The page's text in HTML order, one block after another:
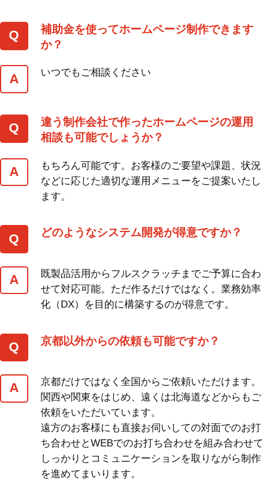
補助金を使ってホームページ制作できます
か？
いつでもご相談ください
違う制作会社で作ったホームページの運用
相談も可能でしょうか？
もちろん可能です。お客様のご要望や課題、状況
などに応じた適切な運用メニューをご提案いたし
ます。
どのようなシステム開発が得意ですか？
既製品活用からフルスクラッチまでご予算に合わ
せて対応可能。ただ作るだけではなく。業務効率
化（DX）を目的に構築するのが得意です。
京都以外からの依頼も可能ですか？
京都だけではなく全国からご依頼いただけます。
関西や関東をはじめ、遠くは北海道などからもご
依頼をいただいています。
遠方のお客様にも直接お伺いしての対面でのお打
ち合わせとWEBでのお打ち合わせを組み合わせて
しっかりとコミュニケーションを取りながら制作
を進めてまいります。